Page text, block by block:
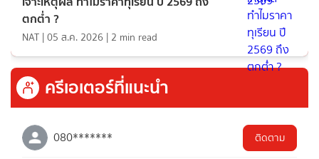
ตกต่ำ ?
NAT |05 ส.ค. 2026 | 2 min read
ครีเอเตอร์ที่แนะนำ
080******* ติดตาม